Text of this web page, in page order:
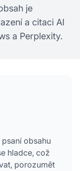
je
a citaci AI
a Perplexity.
obsahu
hladce, což
porozumět